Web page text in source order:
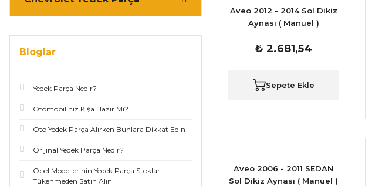
Bloglar
Yedek Parça Nedir?
Otomobiliniz Kışa Hazır Mı?
Oto Yedek Parça Alırken Bunlara Dikkat Edin
Orijinal Yedek Parça Nedir?
Opel Modellerinin Yedek Parça Stokları
Tükenmeden Satın Alın
Aveo 2012 - 2014 Sol Dikiz
Aynası ( Manuel )
₺ 2.681,54
Sepete Ekle
Aveo 2006 - 2011 SEDAN
Sol Dikiz Aynası ( Manuel )